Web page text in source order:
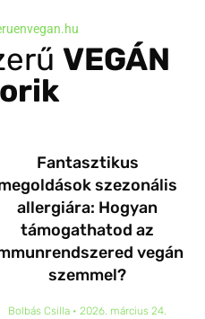
VEGÁN
Fantasztikus
szezonális
allergiára: Hogyan
támogathatod az
vegán
szemmel?
Bolbás Csilla 2026. március 24.